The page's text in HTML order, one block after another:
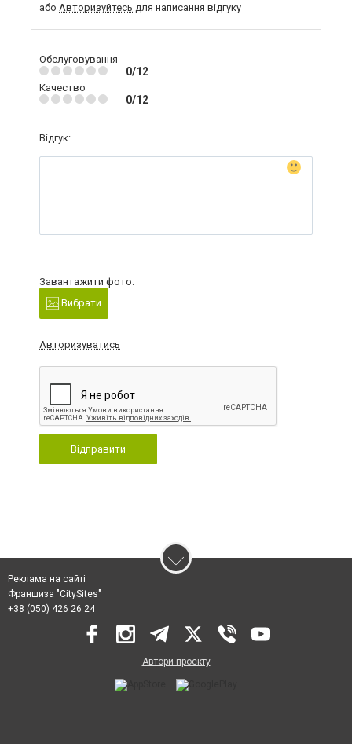
або Авторизуйтесь для написання відгуку
Обслуговування
0/12
Качество
0/12
Відгук:
Завантажити фото:
Вибрати
Авторизуватись
Відправити
Реклама на сайті
Франшиза "CitySites"
+38 (050) 426 26 24
Автори проєкту